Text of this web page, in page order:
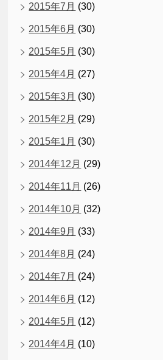
2015年7月 (30)
2015年6月 (30)
2015年5月 (30)
2015年4月 (27)
2015年3月 (30)
2015年2月 (29)
2015年1月 (30)
2014年12月 (29)
2014年11月 (26)
2014年10月 (32)
2014年9月 (33)
2014年8月 (24)
2014年7月 (24)
2014年6月 (12)
2014年5月 (12)
2014年4月 (10)